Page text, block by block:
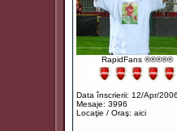
RapidFans ®®®®®
Data înscrierii: 12/Apr/2006
Mesaje: 3996
Locaţie / Oraş: aici